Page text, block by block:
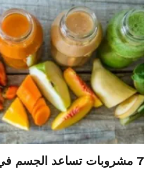
7 مشروبات تساعد الجسم